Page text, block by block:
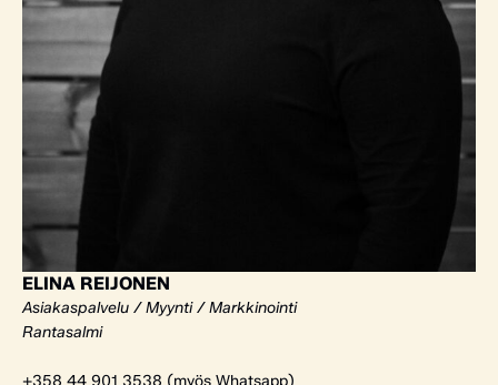
ELINA REIJONEN
Asiakaspalvelu / Myynti / Markkinointi
Rantasalmi
+358 44 901 3538 (myös Whatsapp)